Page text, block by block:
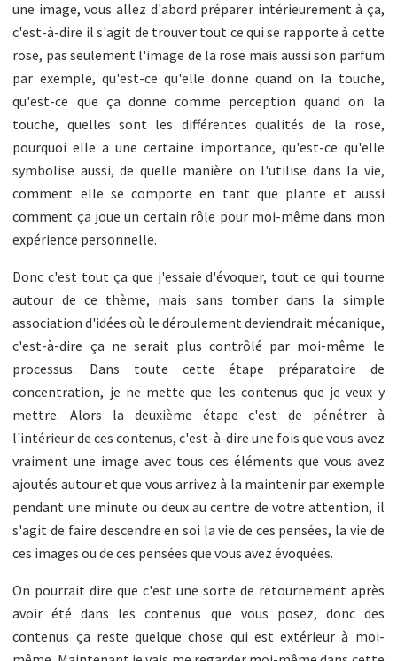
une image, vous allez d'abord préparer intérieurement à ça,
c'est-à-dire il s'agit de trouver tout ce qui se rapporte à cette
rose, pas seulement l'image de la rose mais aussi son parfum
par exemple, qu'est-ce qu'elle donne quand on la touche,
qu'est-ce que ça donne comme perception quand on la
touche, quelles sont les différentes qualités de la rose,
pourquoi elle a une certaine importance, qu'est-ce qu'elle
symbolise aussi, de quelle manière on l'utilise dans la vie,
comment elle se comporte en tant que plante et aussi
comment ça joue un certain rôle pour moi-même dans mon
expérience personnelle.
Donc c'est tout ça que j'essaie d'évoquer, tout ce qui tourne
autour de ce thème, mais sans tomber dans la simple
association d'idées où le déroulement deviendrait mécanique,
c'est-à-dire ça ne serait plus contrôlé par moi-même le
processus. Dans toute cette étape préparatoire de
concentration, je ne mette que les contenus que je veux y
mettre. Alors la deuxième étape c'est de pénétrer à
l'intérieur de ces contenus, c'est-à-dire une fois que vous avez
vraiment une image avec tous ces éléments que vous avez
ajoutés autour et que vous arrivez à la maintenir par exemple
pendant une minute ou deux au centre de votre attention, il
s'agit de faire descendre en soi la vie de ces pensées, la vie de
ces images ou de ces pensées que vous avez évoquées.
On pourrait dire que c'est une sorte de retournement après
avoir été dans les contenus que vous posez, donc des
contenus ça reste quelque chose qui est extérieur à moi-